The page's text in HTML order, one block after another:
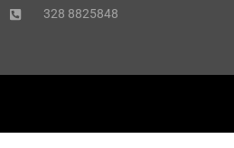
328 8825848